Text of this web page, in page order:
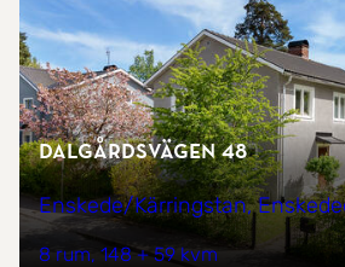
Dalgårdsvägen 48
Enskede/Kärringstan,
8 rum 148 + 59 kvm